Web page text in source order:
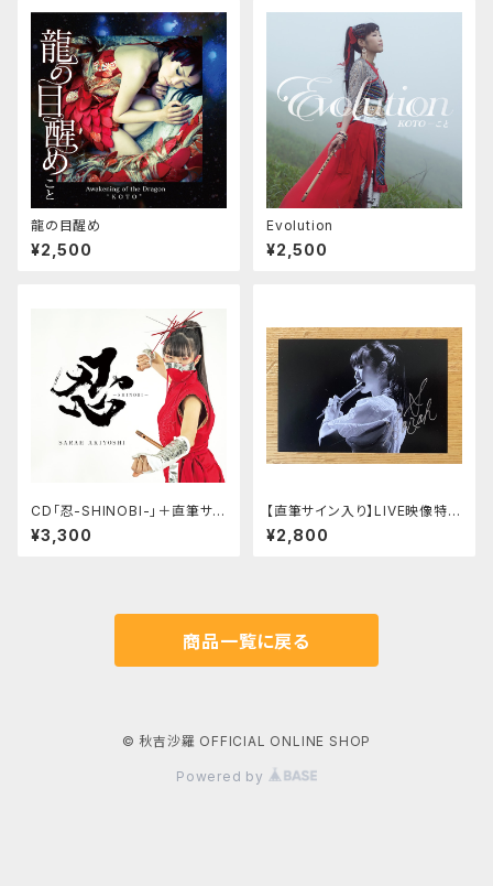
龍の目醒め
¥2,500
Evolution
¥2,500
CD「忍-SHINOBI-」＋直筆サイ
ン入りカード
¥3,300
【直筆サイン入り】LIVE映像特典
付オリジナルポストカード
¥2,800
商品一覧に戻る
© 秋吉沙羅 OFFICIAL ONLINE SHOP
Powered by